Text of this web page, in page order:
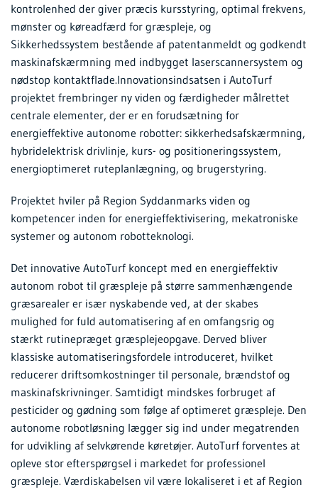
kontrolenhed der giver præcis kursstyring, optimal frekvens,
mønster og køreadfærd for græspleje, og
Sikkerhedssystem bestående af patentanmeldt og godkendt
maskinafskærmning med indbygget laserscannersystem og
nødstop kontaktflade.Innovationsindsatsen i AutoTurf
projektet frembringer ny viden og færdigheder målrettet
centrale elementer, der er en forudsætning for
energieffektive autonome robotter: sikkerhedsafskærmning,
hybridelektrisk drivlinje, kurs- og positioneringssystem,
energioptimeret ruteplanlægning, og brugerstyring.
Projektet hviler på Region Syddanmarks viden og
kompetencer inden for energieffektivisering, mekatroniske
systemer og autonom robotteknologi.
Det innovative AutoTurf koncept med en energieffektiv
autonom robot til græspleje på større sammenhængende
græsarealer er især nyskabende ved, at der skabes
mulighed for fuld automatisering af en omfangsrig og
stærkt rutinepræget græsplejeopgave. Derved bliver
klassiske automatiseringsfordele introduceret, hvilket
reducerer driftsomkostninger til personale, brændstof og
maskinafskrivninger. Samtidigt mindskes forbruget af
pesticider og gødning som følge af optimeret græspleje. Den
autonome robotløsning lægger sig ind under megatrenden
for udvikling af selvkørende køretøjer. AutoTurf forventes at
opleve stor efterspørgsel i markedet for professionel
græspleje. Værdiskabelsen vil være lokaliseret i et af Region